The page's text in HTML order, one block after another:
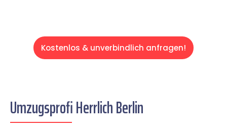
Kostenlos & unverbindlich anfragen!
Umzugsprofi Herrlich Berlin